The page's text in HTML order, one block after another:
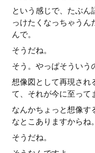
という感じで、たぶん
っけたくなっちゃうん
んで。
そうだね。
そう。やっぱそういう
想像図として再現され
て、それが今に至って
なんかちょっと想像す
なとこありますからね。
そうだね。